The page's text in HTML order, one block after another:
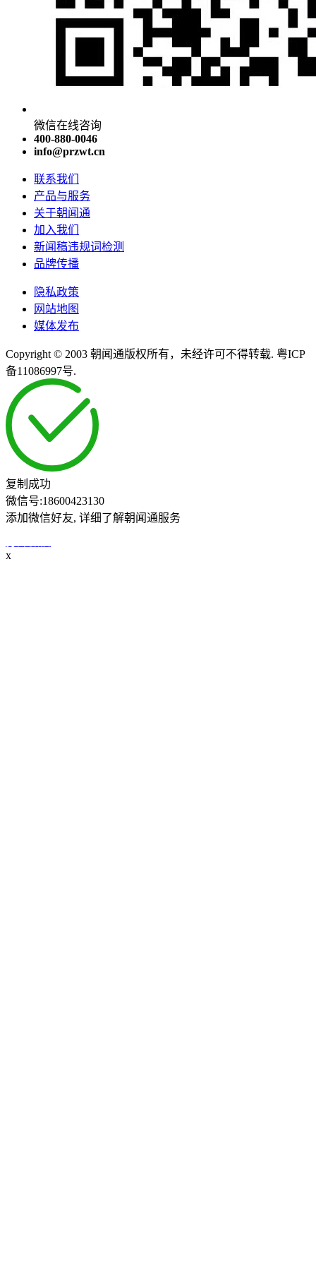
微信在线咨询
400-880-0046
info@przwt.cn
联系我们
产品与服务
关于朝闻通
加入我们
新闻稿违规词检测
品牌传播
隐私政策
网站地图
媒体发布
Copyright © 2003 朝闻通版权所有，未经许可不得转载. 粤ICP
备11086997号.
复制成功
微信号:18600423130
添加微信好友, 详细了解朝闻通服务
x